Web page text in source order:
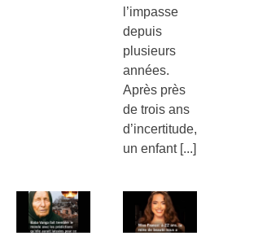
l’impasse
depuis
plusieurs
années.
Après près
de trois ans
d’incertitude,
un enfant [...]